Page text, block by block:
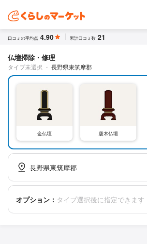
口コミの平均点 4.90 累計口コミ数 21
仏壇掃除・修理
タイプ未選択 ・ 長野県東筑摩郡
金仏壇 唐木仏壇
長野県東筑摩郡
オプション： タイプ選択後に指定できます